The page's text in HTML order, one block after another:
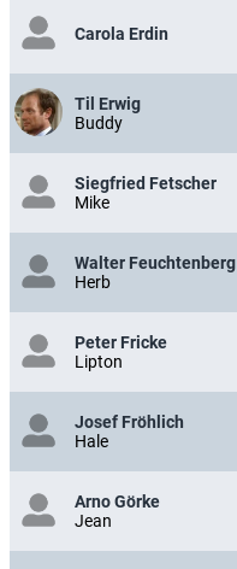
Carola Erdin
Til Erwig
Buddy
Siegfried Fetscher
Mike
Walter Feuchtenberg
Herb
Peter Fricke
Lipton
Josef Fröhlich
Hale
Arno Görke
Jean